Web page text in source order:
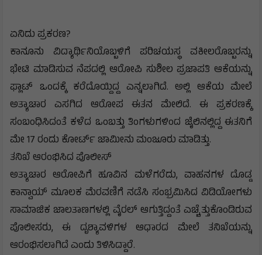
ಏನಿದು ಪ್ರಕರಣ?
ಕಾನೂನು ವಿದ್ಯಾರ್ಥಿನಿಯೊಬ್ಬಳಿಗೆ ಪರಿಚಯಸ್ಥ ವಕೀಲರೊಬ್ಬರನ್ನು
ಭೇಟಿ ಮಾಡಿಸುವ ನೆಪದಲ್ಲಿ ಆರೋಪಿ ಸುಶೀಲ ಪ್ರಜಾಪತಿ ಆಕೆಯನ್ನು
ಫ್ಲಾಟ್‌ ಒಂದಕ್ಕೆ ಕರೆದೊಯ್ದಿದ್ದ ಎನ್ನಲಾಗಿದೆ. ಅಲ್ಲಿ ಆಕೆಯ ಮೇಲೆ
ಅತ್ಯಾಚಾರ ಎಸಗಿದ ಆರೋಪ ಈತನ ಮೇಲಿದೆ. ಈ ಪ್ರಕರಣಕ್ಕೆ
ಸಂಬಂಧಿಸಿದಂತೆ ಕಳೆದ ಒಂಬತ್ತು ತಿಂಗಳುಗಳಿಂದ ಜೈಲಿನಲ್ಲಿದ್ದ ಈತನಿಗೆ
ಮೇ 17 ರಂದು ಕೋರ್ಟ್ ಜಾಮೀನು ಮಂಜೂರು ಮಾಡಿತ್ತು.
ತನಿಖೆ ಆರಂಭಿಸಿದ ಪೊಲೀಸ್
ಅತ್ಯಾಚಾರ ಆರೋಪಿಗೆ ಹೂವಿನ ಮಳೆಗರೆದು, ವಾಹನಗಳ ದೊಡ್ಡ
ಕಾನ್ವಾಯ್ ಮೂಲಕ ಮೆರವಣಿಗೆ ನಡೆಸಿ ಸಂಭ್ರಮಿಸಿದ ವಿಡಿಯೋಗಳು
ಸಾಮಾಜಿಕ ಜಾಲತಾಣಗಳಲ್ಲಿ ವೈರಲ್ ಆಗುತ್ತಿದ್ದಂತೆ ಎಚ್ಚೆತ್ತುಕೊಂಡಿರುವ
ಪೊಲೀಸರು, ಈ ದೃಶ್ಯಾವಳಿಗಳ ಆಧಾರದ ಮೇಲೆ ತನಿಖೆಯನ್ನು
ಆರಂಭಿಸಲಾಗಿದೆ ಎಂದು ತಿಳಿಸಿದ್ದಾರೆ.